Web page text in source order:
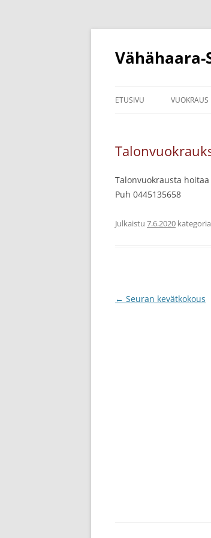
Siirry
Vähähaara-
ETUSIVU VUOKRAUS
Talonvuokrausta
Puh 0445135658
Julkaistu 7.6.2020
Artikkelien
← Seuran kevätkokous